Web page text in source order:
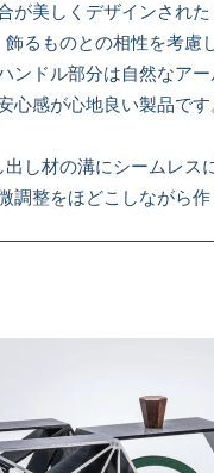
が美しくデザインされ
るものとの相性を考慮
ンドル部分は自然なア
心感が心地良い製品です
し材の溝にシームレス
調整をほどこしながら